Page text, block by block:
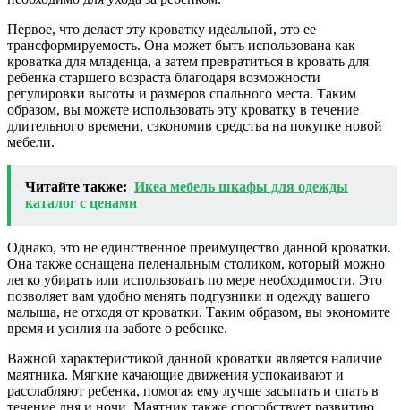
Первое, что делает эту кроватку идеальной, это ее
трансформируемость. Она может быть использована как
кроватка для младенца, а затем превратиться в кровать для
ребенка старшего возраста благодаря возможности
регулировки высоты и размеров спального места. Таким
образом, вы можете использовать эту кроватку в течение
длительного времени, сэкономив средства на покупке новой
мебели.
Читайте также: Икеа мебель шкафы для одежды
каталог с ценами
Однако, это не единственное преимущество данной кроватки.
Она также оснащена пеленальным столиком, который можно
легко убирать или использовать по мере необходимости. Это
позволяет вам удобно менять подгузники и одежду вашего
малыша, не отходя от кроватки. Таким образом, вы экономите
время и усилия на заботе о ребенке.
Важной характеристикой данной кроватки является наличие
маятника. Мягкие качающие движения успокаивают и
расслабляют ребенка, помогая ему лучше засыпать и спать в